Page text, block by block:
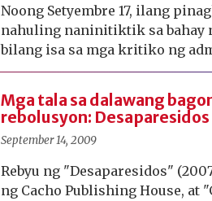
Noong Setyembre 17, ilang
nahuling naninitiktik sa bahay
bilang isa sa mga kritiko ng
Mga tala sa dalawang
rebolusyon:
September 14, 2009
Rebyu ng "Desaparesidos"
ng Cacho Publishing House, at